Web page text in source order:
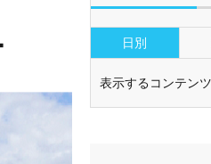
日別
表示するコンテン